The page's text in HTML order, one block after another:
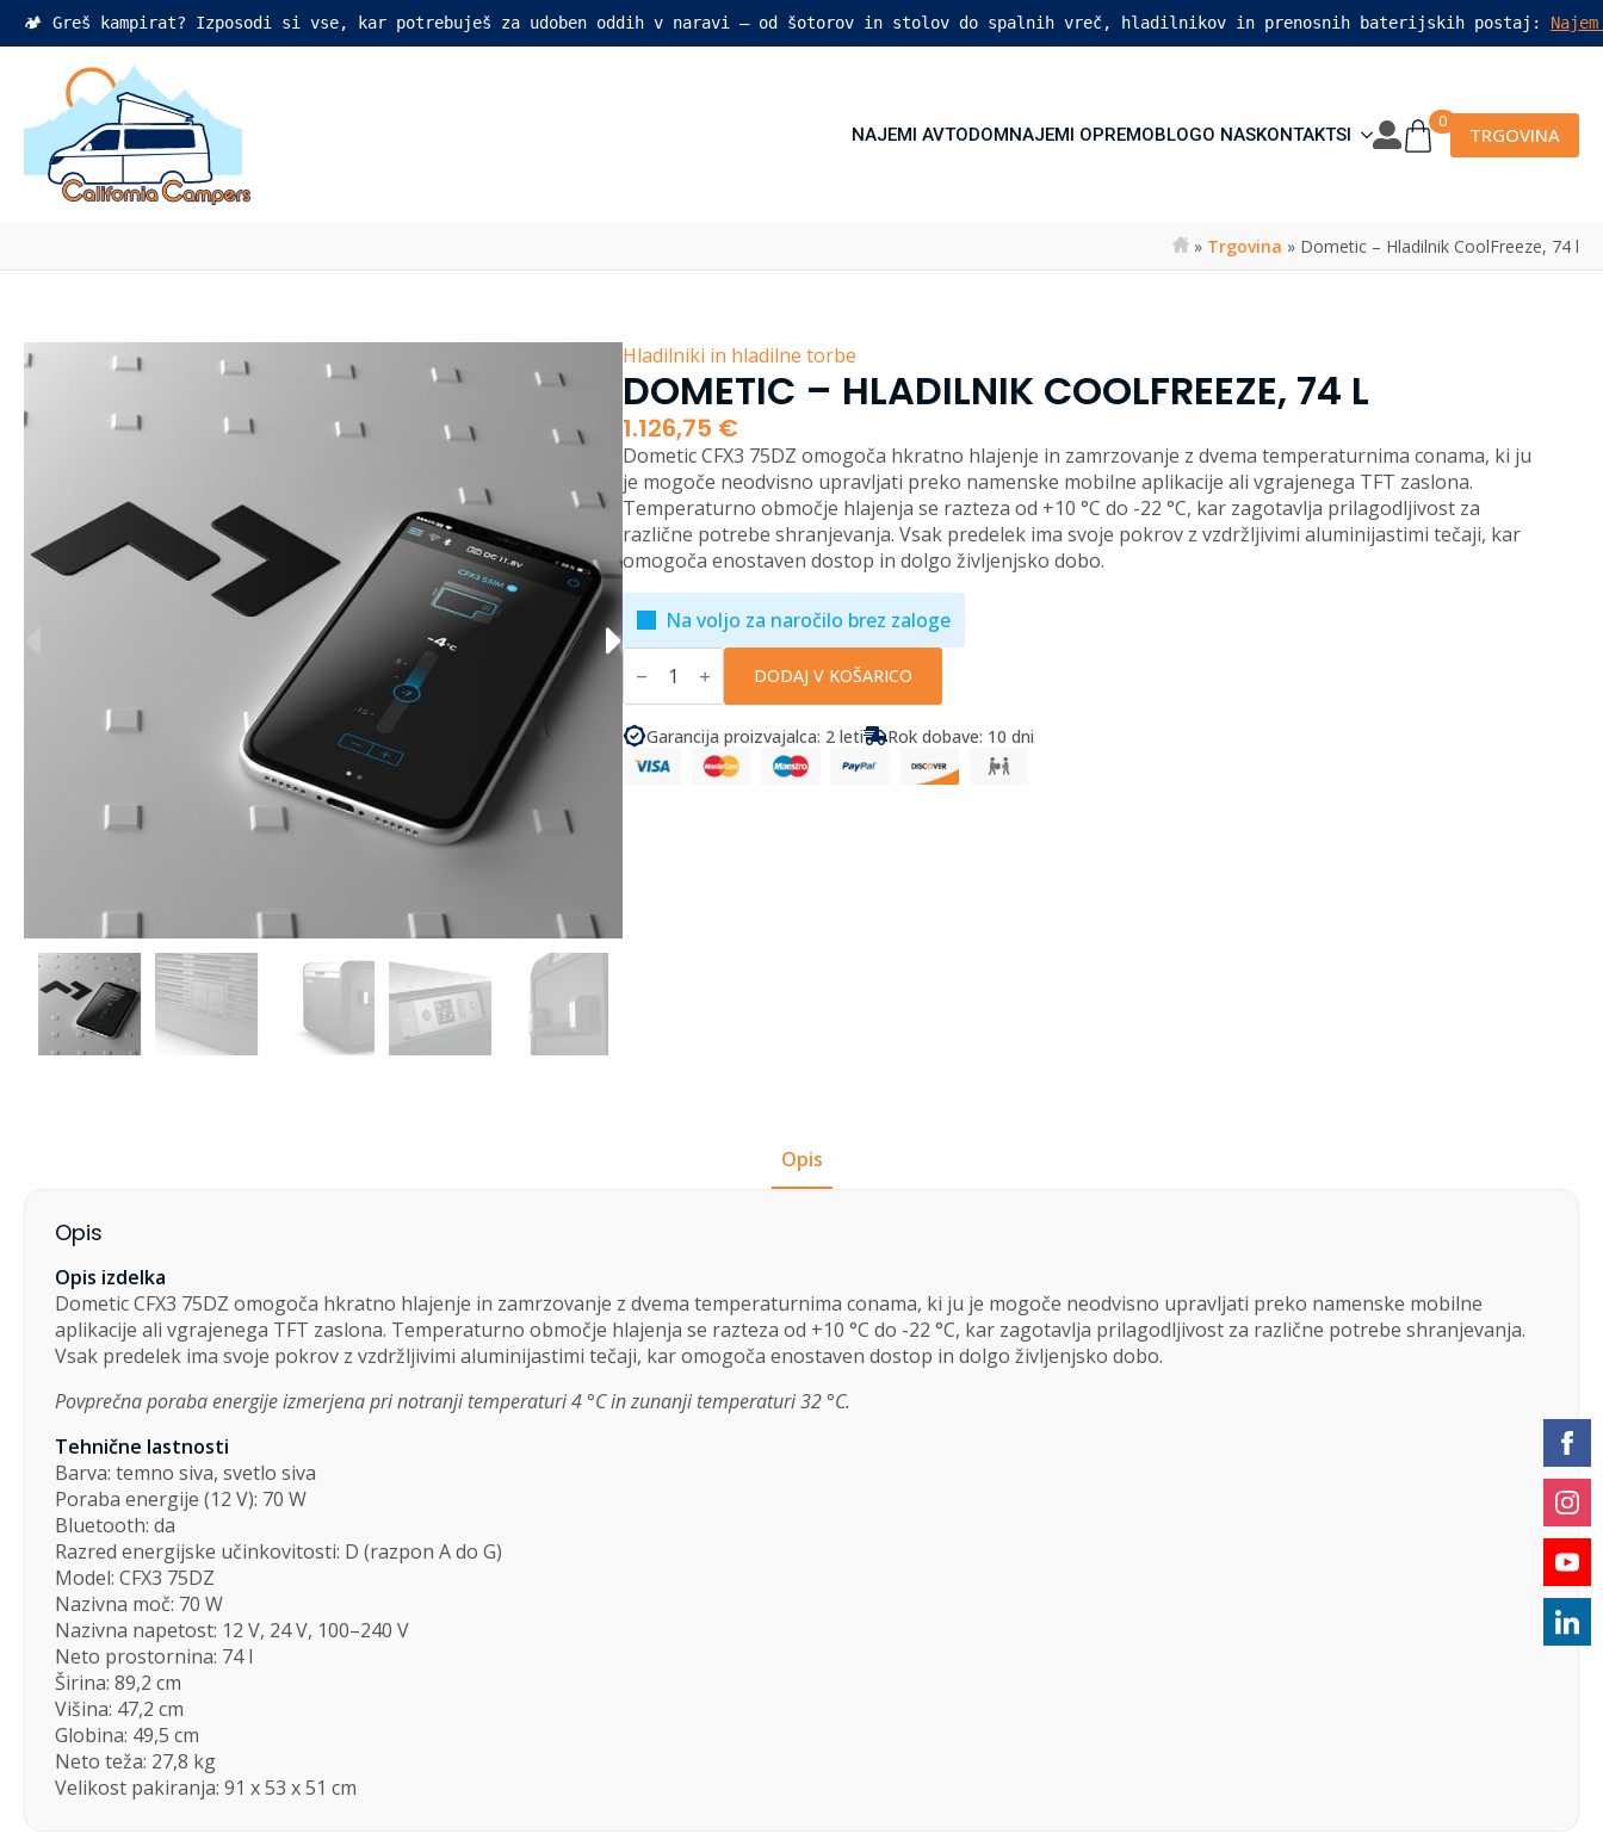
🏕️ Greš kampirat? Izposodi si vse, kar potrebuješ za udoben oddih v naravi – od šotorov in stolov do spalnih vreč, hladilnikov in prenosnih baterijskih postaj:
NAJEMI AVTODOMNAJEMI OPREMOBLOGO NASKONTAKTSI
0
TRGOVINA
» Trgovina » Dometic – Hladilnik CoolFreeze, 74 l
Hladilniki in hladilne torbe
DOMETIC – HLADILNIK COOLFREEZE, 74 L
1.126,75 €
Dometic CFX3 75DZ omogoča hkratno hlajenje in zamrzovanje z dvema temperaturnima conama, ki ju
je mogoče neodvisno upravljati preko namenske mobilne aplikacije ali vgrajenega TFT zaslona.
Temperaturno območje hlajenja se razteza od +10 °C do -22 °C, kar zagotavlja prilagodljivost za
različne potrebe shranjevanja. Vsak predelek ima svoje pokrov z vzdržljivimi aluminijastimi tečaji, kar
omogoča enostaven dostop in dolgo življenjsko dobo.
Na voljo za naročilo brez zaloge
Dometic
CoolFreeze,
74
količina
DODAJ V KOŠARICO
Garancija proizvajalca: 2 leti Rok dobave: 10 dni
Opis
Opis
Opis izdelka
Dometic CFX3 75DZ omogoča hkratno hlajenje in zamrzovanje z dvema temperaturnima conama, ki ju je mogoče neodvisno upravljati preko namenske mobilne
aplikacije ali vgrajenega TFT zaslona. Temperaturno območje hlajenja se razteza od +10 °C do -22 °C, kar zagotavlja prilagodljivost za različne potrebe shranjevanja.
Vsak predelek ima svoje pokrov z vzdržljivimi aluminijastimi tečaji, kar omogoča enostaven dostop in dolgo življenjsko dobo.
Povprečna poraba energije izmerjena pri notranji temperaturi 4 °C in zunanji temperaturi 32 °C.
Tehnične lastnosti
Barva: temno siva, svetlo siva
Poraba energije (12 V): 70 W
Bluetooth: da
Razred energijske učinkovitosti: D (razpon A do G)
Model: CFX3 75DZ
Nazivna moč: 70 W
Nazivna napetost: 12 V, 24 V, 100–240 V
Neto prostornina: 74 l
Širina: 89,2 cm
Višina: 47,2 cm
Globina: 49,5 cm
Neto teža: 27,8 kg
Velikost pakiranja: 91 x 53 x 51 cm